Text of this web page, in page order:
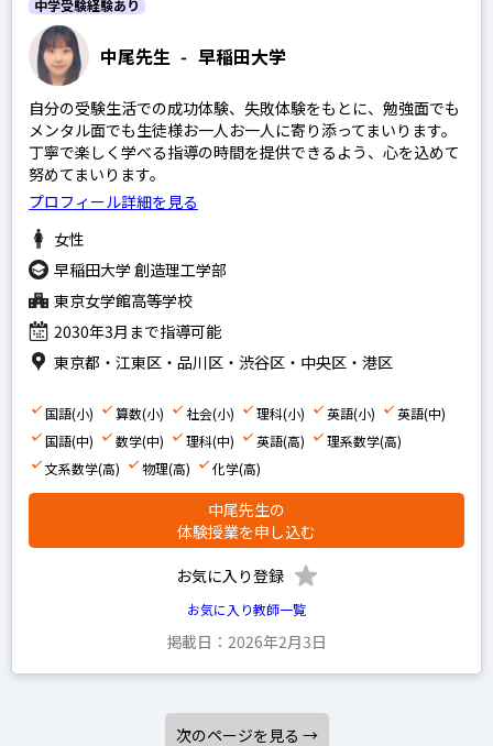
中尾先生 - 早稲田大学
中学受験経験あり
自分の受験生活での成功体験、失敗体験をもとに、勉強面でも
メンタル面でも生徒様お一人お一人に寄り添ってまいります。
丁寧で楽しく学べる指導の時間を提供できるよう、心を込めて
努めてまいります。
プロフィール詳細を見る
女性
早稲田大学 創造理工学部
東京女学館高等学校
2030年3月まで指導可能
東京都・江東区・品川区・渋谷区・中央区・港区
国語(小) 算数(小) 社会(小) 理科(小) 英語(小)
英語(中)
国語(中)
数学(中) 理科(中) 英語(高)
理系数学(高)
文系数学(高)
物理(高) 化学(高)
中尾先生の
体験授業を申し込む
お気に入り登録
お気に入り教師一覧
掲載日：2026年2月3日
次のページを見る →